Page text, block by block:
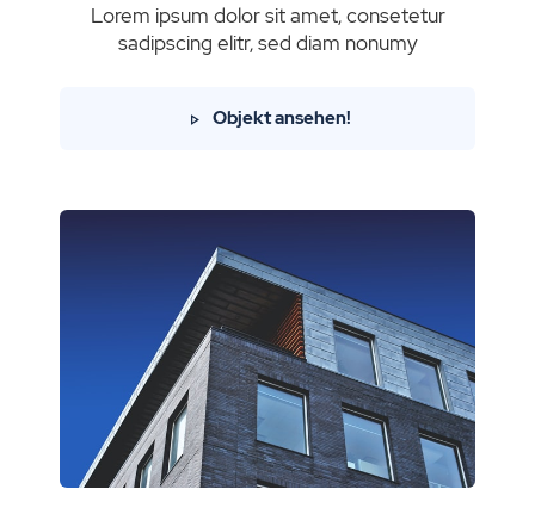
Lorem ipsum dolor sit amet, consetetur
sadipscing elitr, sed diam nonumy
Objekt ansehen!